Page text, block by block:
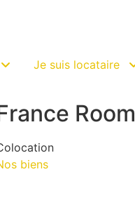
Je suis locataire
Room
biens